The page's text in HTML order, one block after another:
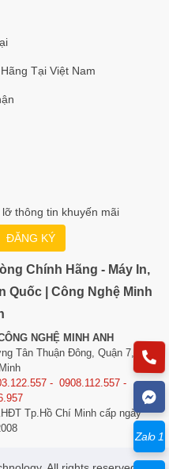
Tại Việt Nam
thông tin khuyến mãi
ĐĂNG KÝ
Chính Hãng - Máy In,
Quốc | Công Nghệ Minh
NGHỆ MINH ANH
Tân Thuận Đông, Quận 7, TP.
- 0908.112.557 -
Tp.Hồ Chí Minh cấp ngày
Zalo 1